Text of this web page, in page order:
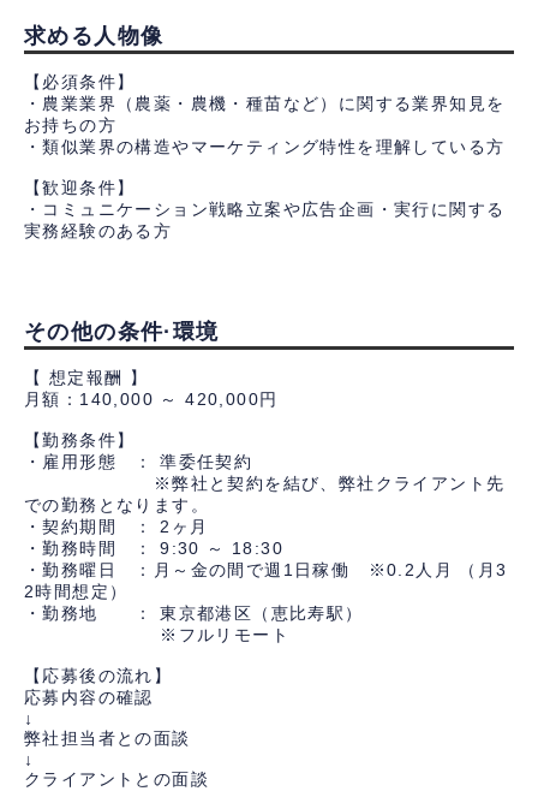
求める人物像
【必須条件】
・農業業界（農薬・農機・種苗など）に関する業界知見を
お持ちの方
・類似業界の構造やマーケティング特性を理解している方
【歓迎条件】
・コミュニケーション戦略立案や広告企画・実行に関する
実務経験のある方
その他の条件·環境
【 想定報酬 】
月額：140,000 ～ 420,000円
【勤務条件】
・雇用形態 ： 準委任契約
※弊社と契約を結び、弊社クライアント先
での勤務となります。
・契約期間 ： 2ヶ月
・勤務時間 ： 9:30 ～ 18:30
・勤務曜日 ：月～金の間で週1日稼働 ※0.2人月 （月3
2時間想定）
・勤務地 ： 東京都港区（恵比寿駅）
※フルリモート
【応募後の流れ】
応募内容の確認
↓
弊社担当者との面談
↓
クライアントとの面談